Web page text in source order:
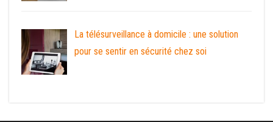
La télésurveillance à domicile : une solution
pour se sentir en sécurité chez soi